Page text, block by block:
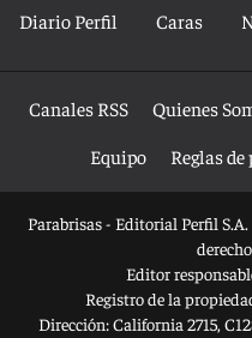
Diario Perfil Caras
Canales RSS Quienes
Equipo
Reglas
Parabrisas - Editorial Perfil S.A.
Editor
Registro de la
Dirección:California 2715,